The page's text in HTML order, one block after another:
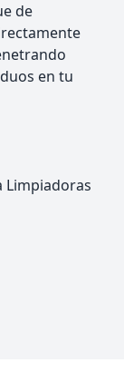
de
en tu
Limpiadoras